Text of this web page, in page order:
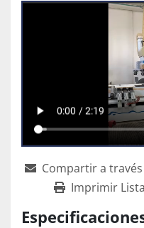
Compartir a
Imprimir